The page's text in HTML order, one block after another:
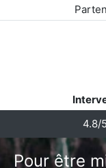
4.8/5
Pour être